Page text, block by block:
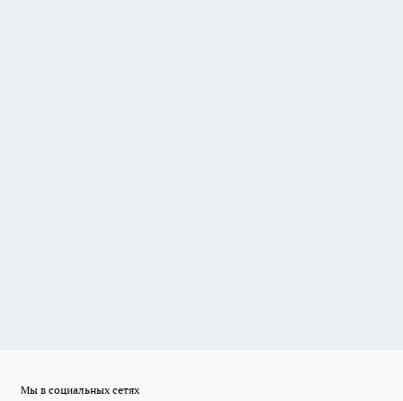
Мы в социальных сетях